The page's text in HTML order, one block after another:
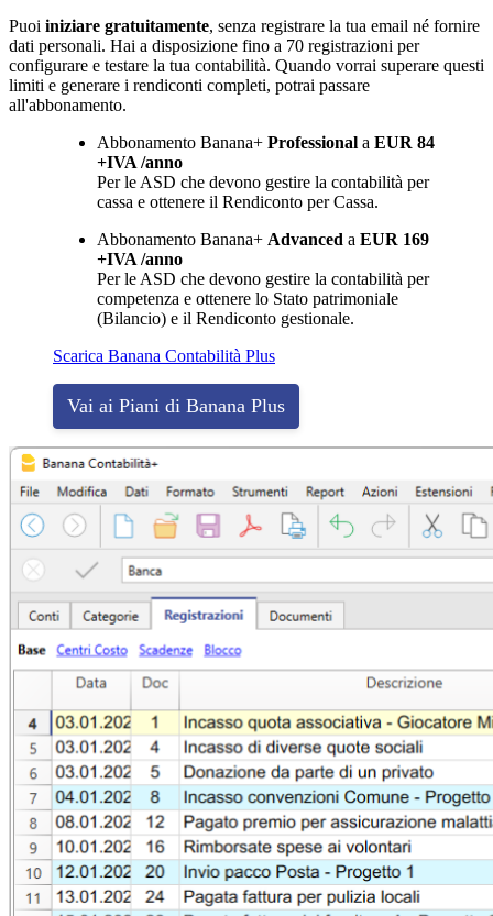
Puoi iniziare gratuitamente, senza registrare la tua email né fornire
dati personali. Hai a disposizione fino a 70 registrazioni per
configurare e testare la tua contabilità. Quando vorrai superare questi
limiti e generare i rendiconti completi, potrai passare
all'abbonamento.
Abbonamento Banana+ Professional a EUR 84
+IVA /anno
Per le ASD che devono gestire la contabilità per
cassa e ottenere il Rendiconto per Cassa.
Abbonamento Banana+ Advanced a EUR 169
+IVA /anno
Per le ASD che devono gestire la contabilità per
competenza e ottenere lo Stato patrimoniale
(Bilancio) e il Rendiconto gestionale.
Scarica Banana Contabilità Plus
Vai ai Piani di Banana Plus